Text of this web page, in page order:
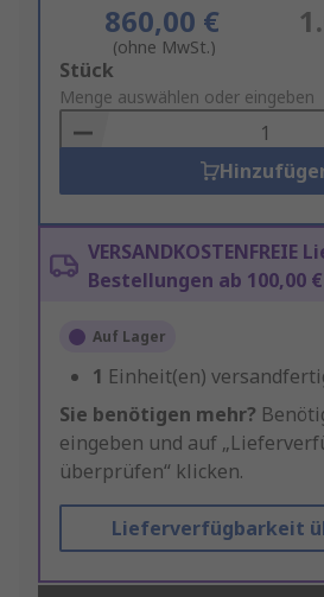
860,00 €
(ohne MwSt.)
Add
to
Basket
Stück
Menge auswählen oder eingeben
Bestellungen ab 100,00 €
Auf Lager
1 Einheit(en)
Sie benötigen mehr?
eingeben und auf
überprüfen“ klicken.
Lieferverfügbarkeit